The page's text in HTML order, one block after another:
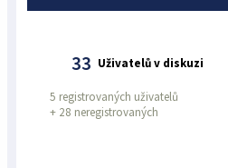
33 Uživatelů v diskuzi
5 registrovaných uživatelů
+ 28 neregistrovaných